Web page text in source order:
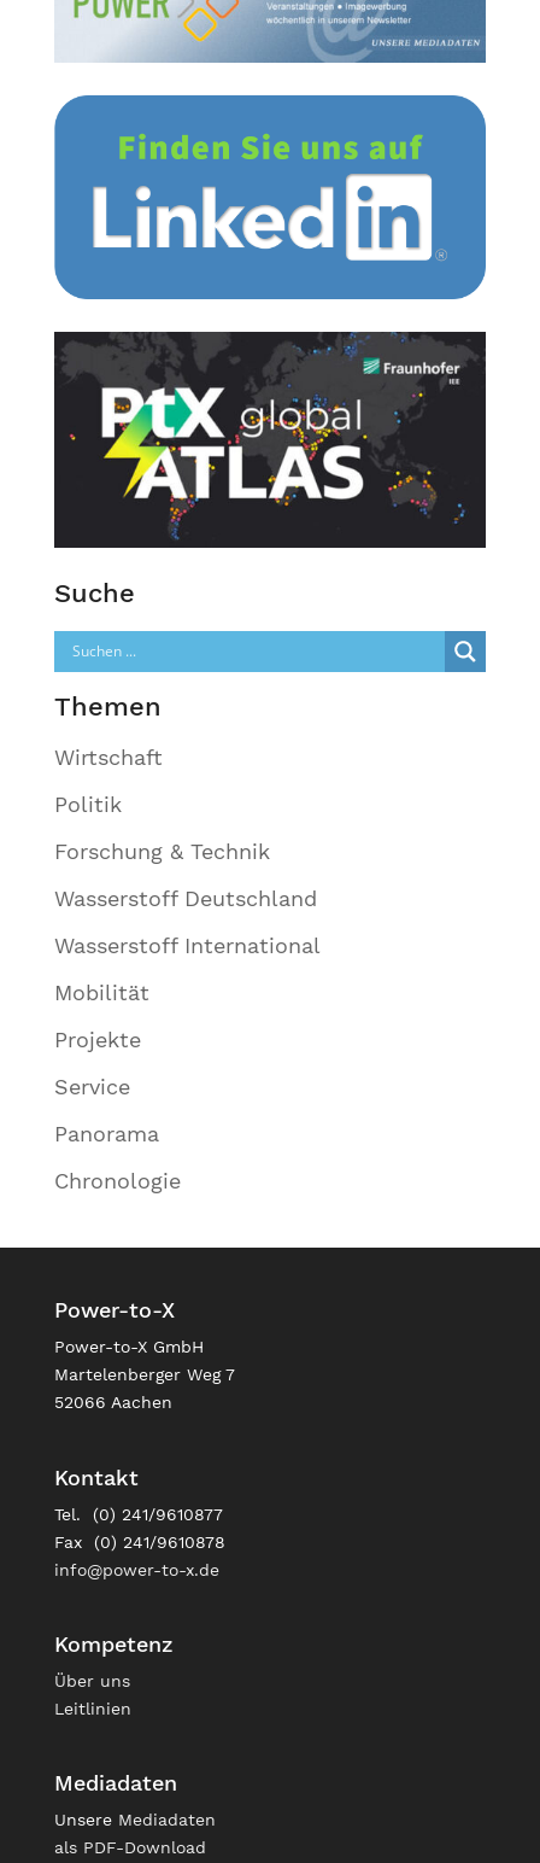
Suche
Themen
Wirtschaft
Politik
Forschung & Technik
Wasserstoff Deutschland
Wasserstoff International
Mobilität
Projekte
Service
Panorama
Chronologie
Power-to-X
Power-to-X GmbH
Martelenberger Weg 7
52066 Aachen
Kontakt
Tel. (0) 241/9610877
Fax (0) 241/9610878
info@power-to-x.de
Kompetenz
Über uns
Leitlinien
Mediadaten
Unsere Mediadaten
als PDF-Download